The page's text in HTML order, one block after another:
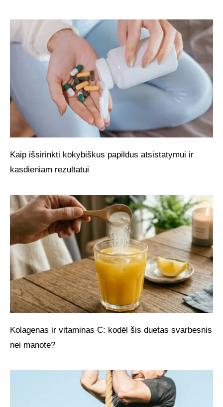
Kaip išsirinkti kokybiškus papildus atsistatymui ir
kasdieniam rezultatui
Kolagenas ir vitaminas C: kodėl šis duetas svarbesnis
nei manote?